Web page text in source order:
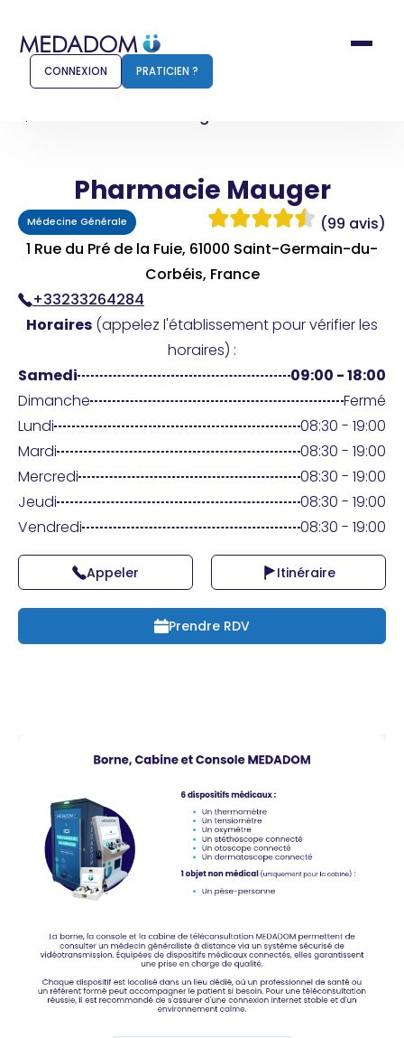
Comment ça marche ?
Pour les patients
Connexion
Praticien ?
CONNEXION PRATICIEN ?
Pharmacie Mauger
Pharmacie Mauger
Médecine Générale
(99 avis)
1 Rue du Pré de la Fuie, 61000 Saint-Germain-du-
Corbéis, France
+33233264284
Horaires (appelez l'établissement pour vérifier les
horaires) :
Samedi
09:00 - 18:00
Dimanche
Fermé
Lundi
08:30 - 19:00
Mardi
08:30 - 19:00
Mercredi
08:30 - 19:00
Jeudi
08:30 - 19:00
Vendredi
08:30 - 19:00
Appeler Itinéraire
Prendre RDV